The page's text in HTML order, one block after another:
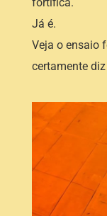
Já é.
Veja o ensaio
certamente